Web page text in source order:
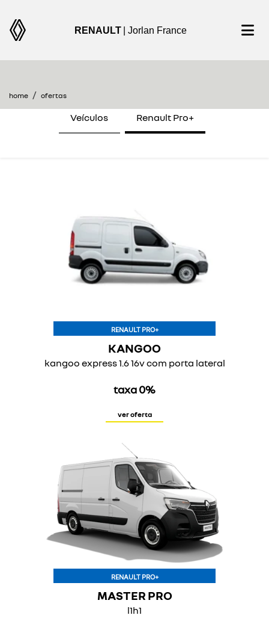
RENAULT | Jorlan France
home ofertas
Veículos Renault Pro+
encontre uma oferta
KANGOO
kangoo express 1.6 16v com porta lateral
taxa 0%
RENAULT PRO+
ver oferta
MASTER PRO
l1h1
RENAULT PRO+